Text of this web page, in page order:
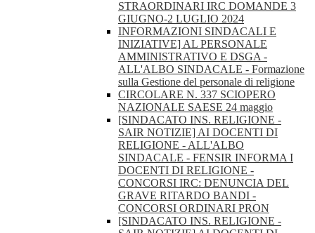
STRAORDINARI IRC DOMANDE 3
GIUGNO-2 LUGLIO 2024
INFORMAZIONI SINDACALI E
INIZIATIVE] AL PERSONALE
AMMINISTRATIVO E DSGA -
ALL'ALBO SINDACALE - Formazione
sulla Gestione del personale di religione
CIRCOLARE N. 337 SCIOPERO
NAZIONALE SAESE 24 maggio
[SINDACATO INS. RELIGIONE -
SAIR NOTIZIE] AI DOCENTI DI
RELIGIONE - ALL'ALBO
SINDACALE - FENSIR INFORMA I
DOCENTI DI RELIGIONE -
CONCORSI IRC: DENUNCIA DEL
GRAVE RITARDO BANDI -
CONCORSI ORDINARI PRON
[SINDACATO INS. RELIGIONE -